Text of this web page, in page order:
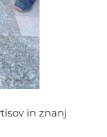
in znanj